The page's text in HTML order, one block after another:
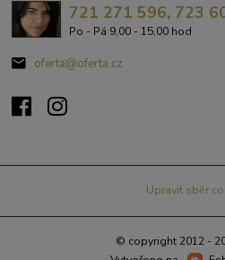
721 271 596, 723
Po - Pá 9,00 - 15,00 hod
oferta@oferta.cz
Upravit sběr
© copyright 2012 -